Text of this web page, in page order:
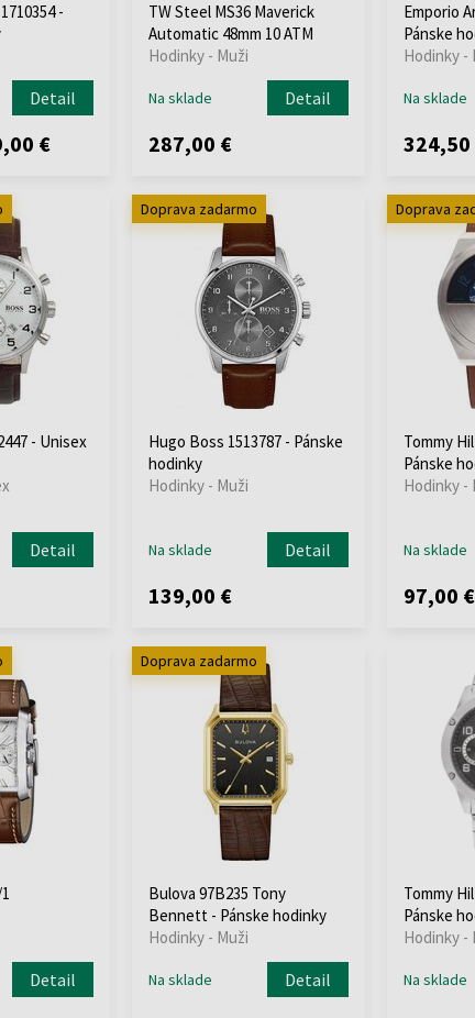
-
Detail
€
TW Steel MS36 Maverick
Automatic 48mm 10 ATM
Hodinky - Muži
Na sklade Detail
287,00 €
Emporio
Pánske
Hodinky -
Na sklade
324,50
- Unisex
Detail
Doprava zadarmo
Hugo Boss 1513787 - Pánske
hodinky
Hodinky - Muži
Na sklade Detail
139,00 €
Doprava
Tommy
Pánske
Hodinky -
Na sklade
97,00 €
Detail
Doprava zadarmo
Bulova 97B235 Tony
Bennett - Pánske hodinky
Hodinky - Muži
Na sklade Detail
Tommy
Pánske
Hodinky -
Na sklade